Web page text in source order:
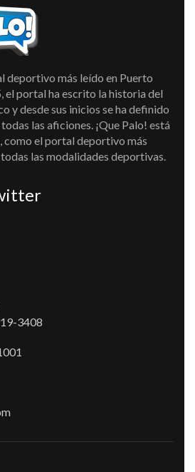
deportivo más leído en Puerto
el portal ha escrito la historia del
y desde sus inicios se ha definido
las aficiones. ¡Que Palo! está
como el portal deportivo más
las modalidades deportivas.
3408